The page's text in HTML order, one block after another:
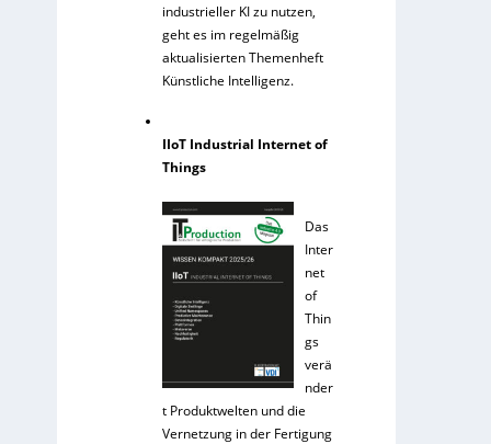
industrieller KI zu nutzen,
geht es im regelmäßig
aktualisierten Themenheft
Künstliche Intelligenz.
IIoT Industrial Internet of
Things
Das
Inter
net
of
Thin
gs
verä
nder
t Produktwelten und die
Vernetzung in der Fertigung